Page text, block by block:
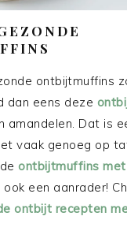
ontbijtmuffins
dan eens deze
amandelen. Dat is
vaak genoeg op
ontbijtmuffins
een aanrader!
ontbijt recepten